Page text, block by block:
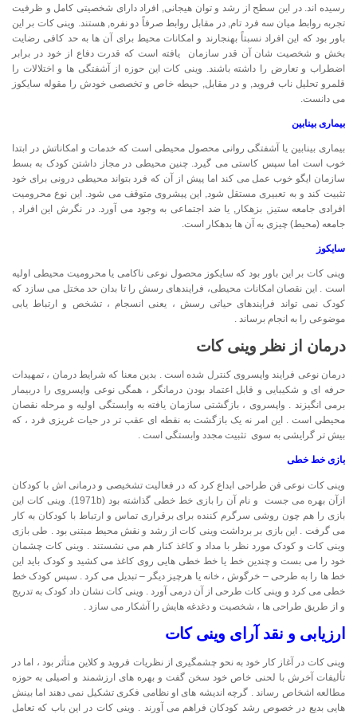
رسیده اند. در این سطح از رشد و توان هیجانی, افراد دارای شخصیتی کامل و ظرفیت
تجربه روابط میان سه فرد تام, در مقابل روابط صرفاً دو نفره, هستند. وینی کات بر این
باور بود که این افراد نسبتاً بهنجارند و امکانات محیط برای آن ها به حد کافی رضایت
بخش و شخصیت شان آن قدر سازمان یافته است که قدرت دفاع از خود در برابر
اضطراب و تعارض را داشته باشند. وینی کات این حوزه از آشفتگی ها و اختلالات را
قلمرو تحلیل ناب فروید, و در مقابل, حیطه خاص و تخصصی خودش را مقوله سایکوز
می دانست.
بیماری بینابین
بیماری بینابین یا آشفتگی روانی محصول محیطی است که خدمات و امکاناتش در ابتدا
خوب است اما سپس کاستی می گیرد. چنین محیطی در مجاز داشتن کودک به بسط
سازمان ایگو خوب عمل می کند اما پیش از آن که فرد بتواند محیطی درونی برای خود
تثبیت کند و به تعبیری مستقل شود, این پیشروی متوقف می شود. این نوع محرومیت
افرادی جامعه ستیز, بزهکار, یا ضد اجتماعی به وجود می آورد. در نگرش این افراد ,
جامعه (محیط) چیزی به آن ها بدهکار است.
سایکوز
وینی کات بر این باور بود که سایکوز محصول نوعی ناکامی یا محرومیت محیطی اولیه
است . این نقصان امکانات محیطی، فرایندهای رسش را تا بدان حد مختل می سازد که
کودک نمی تواند فرایندهای حیاتی رسش ، یعنی انسجام ، تشخص و ارتباط یابی
موضوعی را به انجام برساند .
درمان از نظر وینی کات
درمان نوعی فرایند واپسروی کنترل شده است . بدین معنا که شرایط درمان ، تمهیدات
حرفه ای و شکیبایی و قابل اعتماد بودن درمانگر ، همگی نوعی واپسروی را دربیمار
برمی انگیزند . واپسروی ، بازگشتی سازمان یافته به وابستگی اولیه و مرحله نقصان
محیطی است . این امر نه یک بازگشت به نقطه ای عقب تر در حیات غریزی فرد ، که
بیش تر گرایشی به سوی تثبیت مجدد وابستگی است .
بازی خط خطی
وینی کات نوعی فن طراحی ابداع کرد که در فعالیت تشخیصی و درمانی اش با کودکان
ازآن بهره می جست و نام آن را بازی خط خطی گذاشته بود (1971b). وینی کات این
بازی را هم چون روشی سرگرم کننده برای برقراری تماس و ارتباط با کودکان به کار
می گرفت . این بازی بر برداشت وینی کات از رشد و نقش محیط مبتنی بود . طی بازی
وینی کات و کودک مورد نظر با مداد و کاغذ کنار هم می نشستند . وینی کات چشمان
خود را می بست و چندین خط یا خط خطی هایی روی کاغذ می کشید و کودک باید این
خط ها را به طرحی – خرگوش ، خانه یا هرچیز دیگر – تبدیل می کرد . سپس کودک خط
خطی می کرد و وینی کات طرحی از آن درمی آورد . وینی کات نشان داد کودک به تدریج
و از طریق طراحی ها ، شخصیت و دغدغه هایش را آشکار می سازد .
ارزیابی و نقد آرای وینی کات
وینی کات در آغاز کار خود به نحو چشمگیری از نظریات فروید و کلاین متأثر بود ، اما در
تألیفات آخرش با لحنی خاص خود سخن گفت و بهره های ارزشمند و اصیلی به حوزه
مطالعه اشخاص رساند . گرچه اندیشه های او نظامی فکری تشکیل نمی دهند اما بینش
هایی بدیع در خصوص رشد کودکان فراهم می آورند . وینی کات در این باب که تعامل